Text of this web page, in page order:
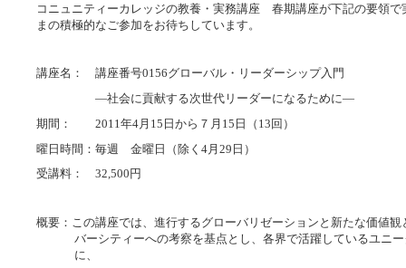
コニュニティーカレッジの教養・実務講座 春期講座が下記の要領で
まの積極的なご参加をお待ちしています。
講座名： 講座番号0156グローバル・リーダーシップ入門
―社会に貢献する次世代リーダーになるために―
期間： 2011 年4 月 15 日から７月 15 日（ 13 回）
曜日時間：毎週 金曜日（除く 4 月 29 日）
受講料： 32,500 円
概要：この講座では、進行するグローバリゼーションと新たな価値観
バーシティーへの考察を基点とし、各界で活躍しているユニ
に、